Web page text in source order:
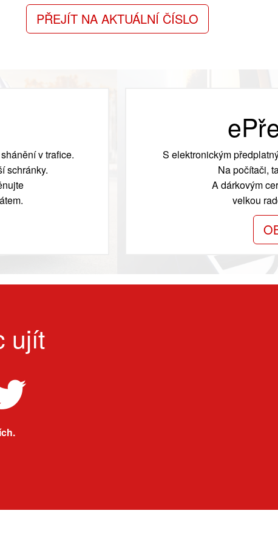
PŘEJÍT NA AKTUÁLNÍ ČÍSLO
v trafice.
schránky.
S elektronickým
Na počítači,
A dárkovým
velkou
ujít